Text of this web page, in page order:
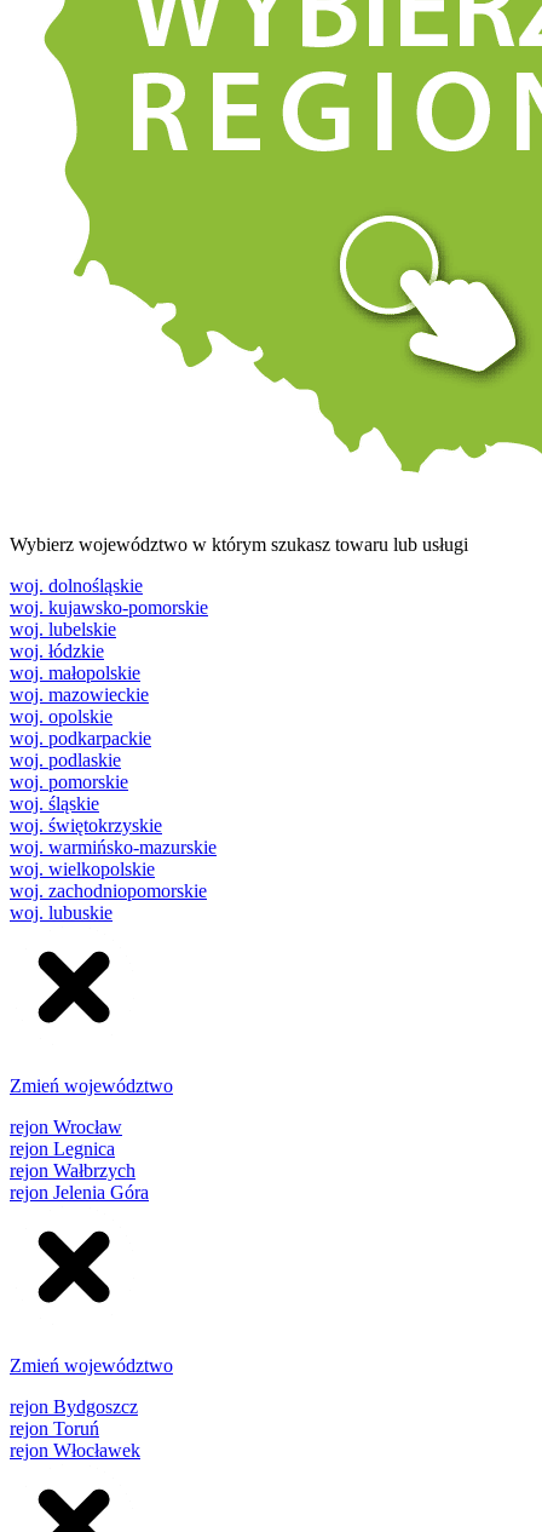
Wybierz województwo w którym szukasz towaru lub usługi
woj. dolnośląskie
woj. kujawsko-pomorskie
woj. lubelskie
woj. łódzkie
woj. małopolskie
woj. mazowieckie
woj. opolskie
woj. podkarpackie
woj. podlaskie
woj. pomorskie
woj. śląskie
woj. świętokrzyskie
woj. warmińsko-mazurskie
woj. wielkopolskie
woj. zachodniopomorskie
woj. lubuskie
Zmień województwo
rejon Wrocław
rejon Legnica
rejon Wałbrzych
rejon Jelenia Góra
Zmień województwo
rejon Bydgoszcz
rejon Toruń
rejon Włocławek